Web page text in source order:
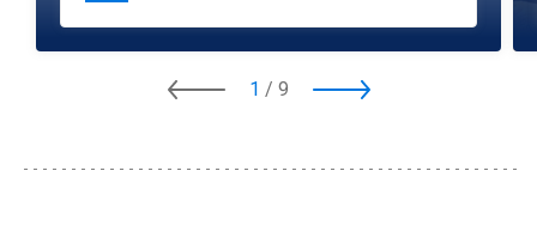
1 / 9